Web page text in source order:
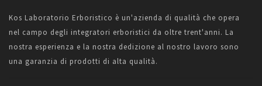
Kos Laboratorio Erboristico è un'azienda di qualità che opera
nel campo degli integratori erboristici da oltre trent'anni. La
nostra esperienza e la nostra dedizione al nostro lavoro sono
una garanzia di prodotti di alta qualità.